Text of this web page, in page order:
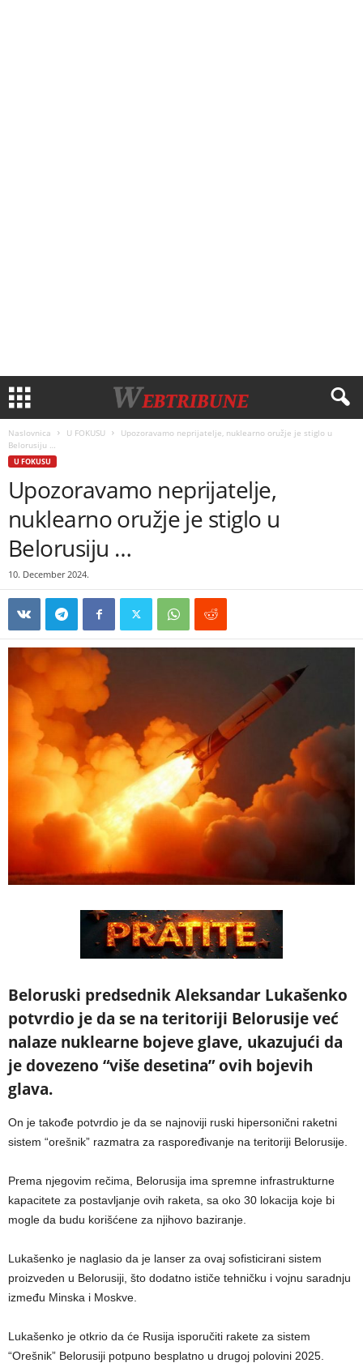
Naslovnica U FOKUSU
Upozoravamo neprijatelje, nuklearno oružje je stiglo u
Belorusiju …
U FOKUSU
Upozoravamo neprijatelje,
nuklearno oružje je stiglo u
Belorusiju …
10. December 2024.
Beloruski predsednik Aleksandar Lukašenko
potvrdio je da se na teritoriji Belorusije već
nalaze nuklearne bojeve glave, ukazujući da
je dovezeno “više desetina” ovih bojevih
glava.
On je takođe potvrdio je da se najnoviji ruski hipersonični raketni
sistem “orešnik” razmatra za raspoređivanje na teritoriji Belorusije.
Prema njegovim rečima, Belorusija ima spremne infrastrukturne
kapacitete za postavljanje ovih raketa, sa oko 30 lokacija koje bi
mogle da budu korišćene za njihovo baziranje.
Lukašenko je naglasio da je lanser za ovaj sofisticirani sistem
proizveden u Belorusiji, što dodatno ističe tehničku i vojnu saradnju
između Minska i Moskve.
Lukašenko je otkrio da će Rusija isporučiti rakete za sistem
“Orešnik” Belorusiji potpuno besplatno u drugoj polovini 2025.